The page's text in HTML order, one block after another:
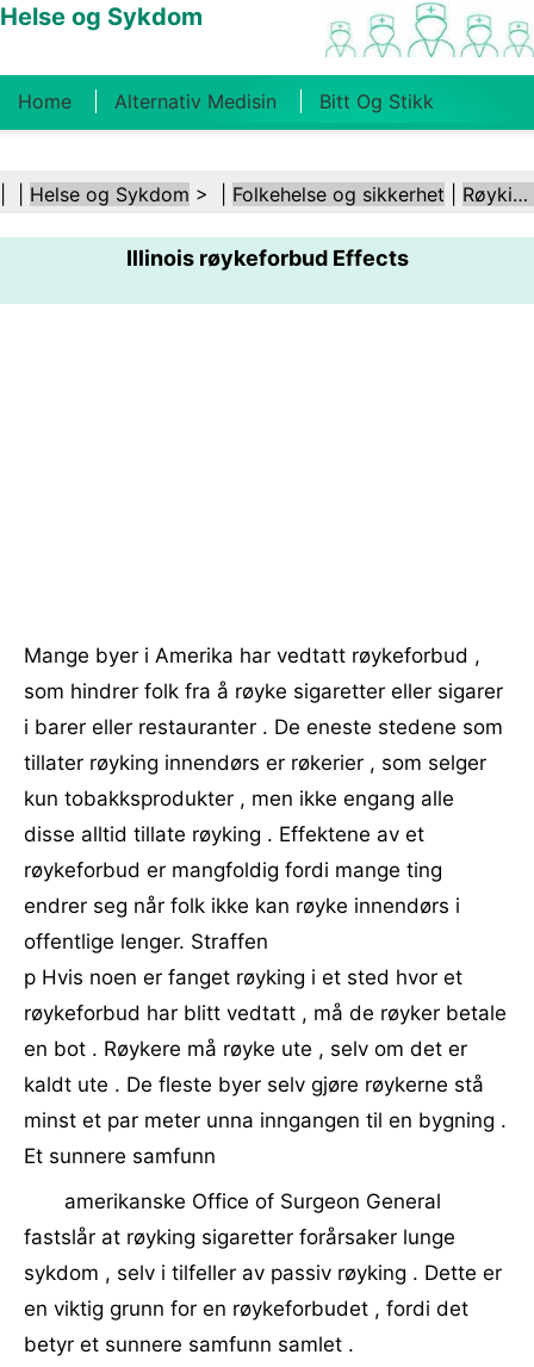
Helse og Sykdom
Home Alternativ Medisin Bitt Og Stikk
Kosthold Og Ernæring Familiehelse
Psykisk Helse Folkehelse Og
Sikkerhet Kirurgi Og Prosedyrer Helse
Helse og Sykdom > | Folkehelse og sikkerhet Røyking og tobakk
Illinois røykeforbud Effects
Mange byer i Amerika har vedtatt røykeforbud ,
som hindrer folk fra å røyke sigaretter eller sigarer
i barer eller restauranter . De eneste stedene som
tillater røyking innendørs er røkerier , som selger
kun tobakksprodukter , men ikke engang alle
disse alltid tillate røyking . Effektene av et
røykeforbud er mangfoldig fordi mange ting
endrer seg når folk ikke kan røyke innendørs i
offentlige lenger. Straffen
p Hvis noen er fanget røyking i et sted hvor et
røykeforbud har blitt vedtatt , må de røyker betale
en bot . Røykere må røyke ute , selv om det er
kaldt ute . De fleste byer selv gjøre røykerne stå
minst et par meter unna inngangen til en bygning .
Et sunnere samfunn
amerikanske Office of Surgeon General
fastslår at røyking sigaretter forårsaker lunge
sykdom , selv i tilfeller av passiv røyking . Dette er
en viktig grunn for en røykeforbudet , fordi det
betyr et sunnere samfunn samlet .